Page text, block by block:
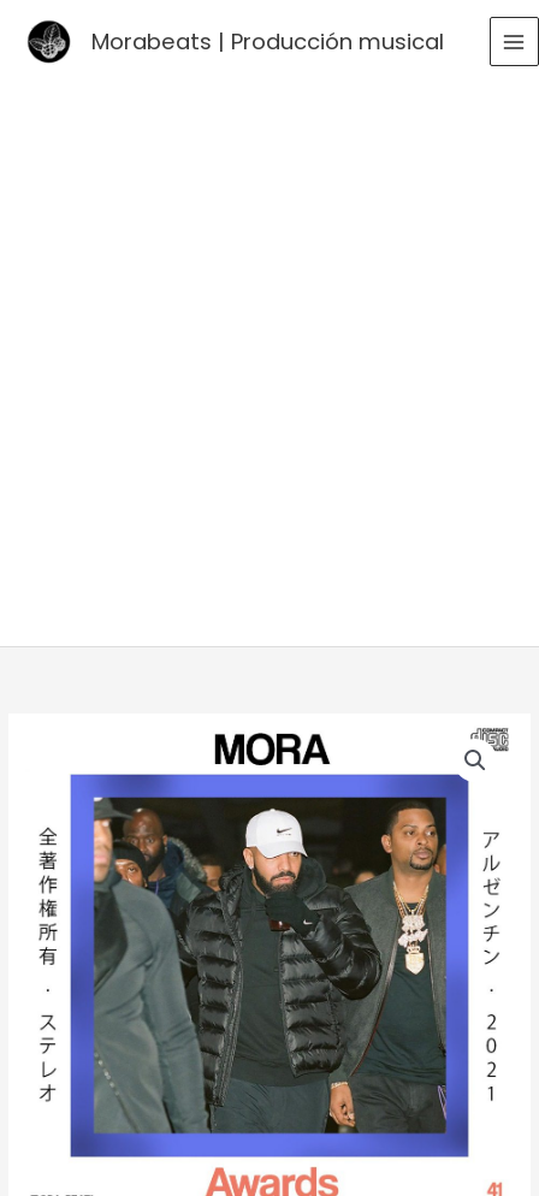
Morabeats | Producción musical